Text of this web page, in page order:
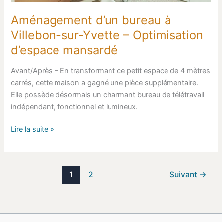
Aménagement d’un bureau à
Villebon-sur-Yvette – Optimisation
d’espace mansardé
Avant/Après – En transformant ce petit espace de 4 mètres
carrés, cette maison a gagné une pièce supplémentaire.
Elle possède désormais un charmant bureau de télétravail
indépendant, fonctionnel et lumineux.
Lire la suite »
1 2 Suivant →